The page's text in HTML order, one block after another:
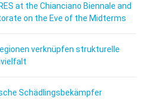
at the Chianciano Biennale and
on the Eve of the Midterms
verknüpfen strukturelle
Schädlingsbekämpfer